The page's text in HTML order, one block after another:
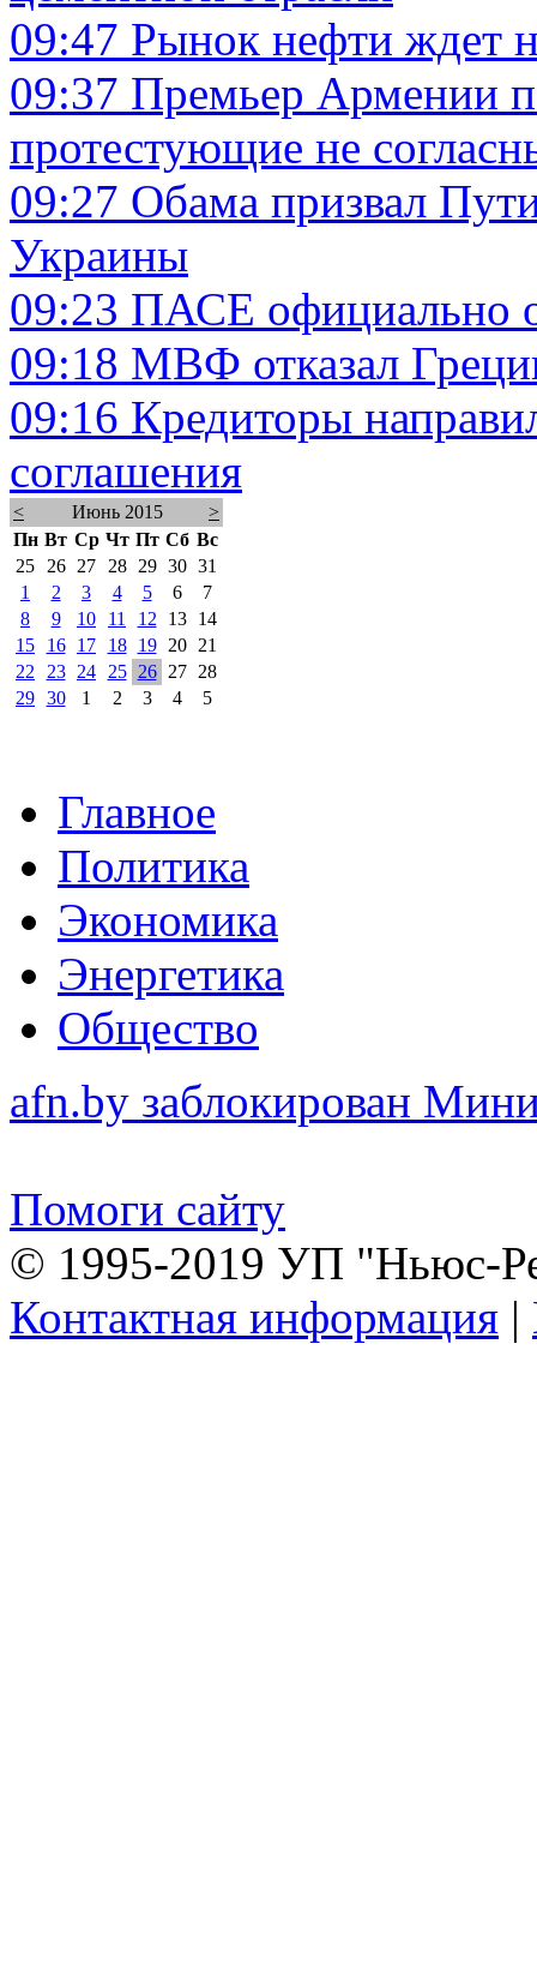
09:47 Рынок нефти ждет
09:37 Премьер Армении
протестующие не
09:27 Обама призвал
Украины
09:23 ПАСЕ официально
09:18 МВФ отказал
09:16 Кредиторы
соглашения
< Июнь 2015
>
Пн Вт Ср Чт Пт Сб Вс
25
26 27 28 29 30 31
1
2 3 4 5 6
7
8
9 10 11 12 13
14
15
16 17 18 19 20
21
22
23 24 25 26 27
28
29 30 1 2 3 4 5
Главное
Политика
Экономика
Энергетика
Общество
afn.by заблокирован
Помоги сайту
© 1995-2019 УП "Ньюс-
Контактная информация |